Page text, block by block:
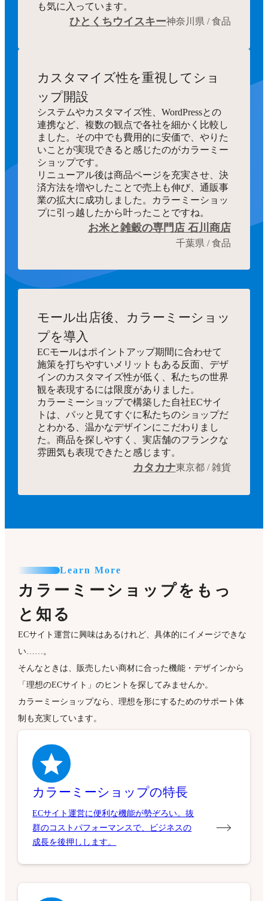
も気に入っています。
ひとくちウイスキー神奈川県 / 食品
カスタマイズ性を重視してショ
ップ開設
システムやカスタマイズ性、WordPressとの
連携など、複数の観点で各社を細かく比較し
ました。その中でも費用的に安価で、やりた
いことが実現できると感じたのがカラーミー
ショップです。
リニューアル後は商品ページを充実させ、決
済方法を増やしたことで売上も伸び、通販事
業の拡大に成功しました。カラーミーショッ
プに引っ越したから叶ったことですね。
お米と雑穀の専門店 石川商店
千葉県 / 食品
モール出店後、カラーミーショッ
プを導入
ECモールはポイントアップ期間に合わせて
施策を打ちやすいメリットもある反面、デザ
インのカスタマイズ性が低く、私たちの世界
観を表現するには限度がありました。
カラーミーショップで構築した自社ECサイ
トは、パッと見てすぐに私たちのショップだ
とわかる、温かなデザインにこだわりまし
た。商品を探しやすく、実店舗のフランクな
雰囲気も表現できたと感じます。
カタカナ東京都 / 雑貨
Learn More
カラーミーショップをもっ
と知る
ECサイト運営に興味はあるけれど、具体的にイメージできな
い……。
そんなときは、販売したい商材に合った機能・デザインから
「理想のECサイト」のヒントを探してみませんか。
カラーミーショップなら、理想を形にするためのサポート体
制も充実しています。
カラーミーショップの特長
ECサイト運営に便利な機能が勢ぞろい。抜
群のコストパフォーマンスで、ビジネスの
成長を後押しします。